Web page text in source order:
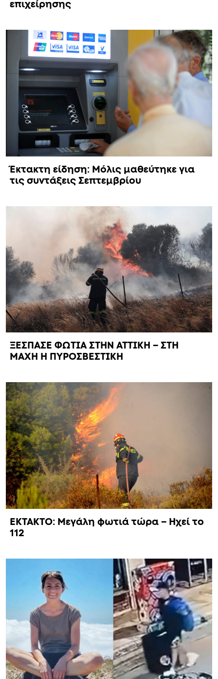
επιχείρησης
Έκτακτη είδηση: Μόλις μαθεύτηκε για
τις συντάξεις Σεπτεμβρίου
ΞΕΣΠΑΣΕ ΦΩΤΙΑ ΣΤΗΝ ΑΤΤΙΚΗ – ΣΤΗ
ΜΑΧΗ Η ΠΥΡΟΣΒΕΣΤΙΚΗ
ΕΚΤΑΚΤΟ: Μεγάλη φωτιά τώρα – Ηχεί το
112